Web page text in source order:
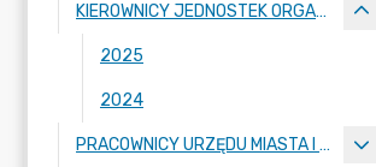
KIEROWNICY JEDNOSTEK ORGANIZACYJNYCH
2025
2024
PRACOWNICY URZĘDU MIASTA I GMINY